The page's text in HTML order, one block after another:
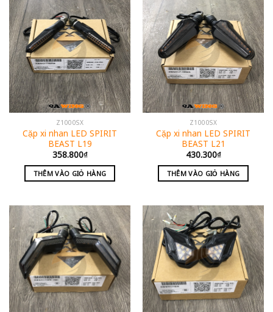
Z1000SX
Cặp xi nhan LED SPIRIT
BEAST L19
358.800₫
THÊM VÀO GIỎ HÀNG
Z1000SX
Cặp xi nhan LED SPIRIT
BEAST L21
430.300₫
THÊM VÀO GIỎ HÀNG